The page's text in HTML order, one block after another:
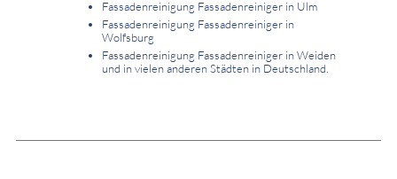
Fassadenreinigung Fassadenreiniger in Ulm
Fassadenreinigung Fassadenreiniger in
Wolfsburg
Fassadenreinigung Fassadenreiniger in Weiden
und in vielen anderen Städten in Deutschland.